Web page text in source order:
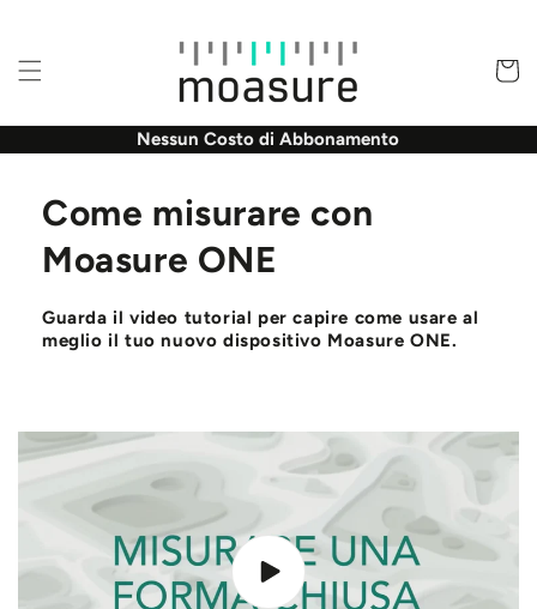
Carrello
Nessun Costo di Abbonamento
Come misurare con
Moasure ONE
Guarda il video tutorial per capire come usare al
meglio il tuo nuovo dispositivo Moasure ONE.